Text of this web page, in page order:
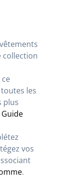
collection
les
plus
Guide
vos
.